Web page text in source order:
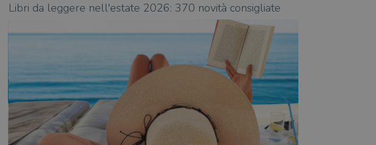
Libri da leggere nell'estate 2026: 370 novità consigliate